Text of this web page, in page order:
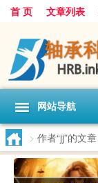
首 页 文章列表
网站导航
> 作者“jj”的文章